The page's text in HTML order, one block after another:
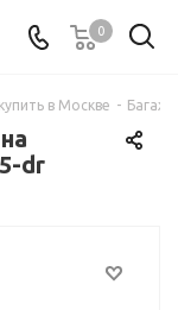
0
в Москве -
dr